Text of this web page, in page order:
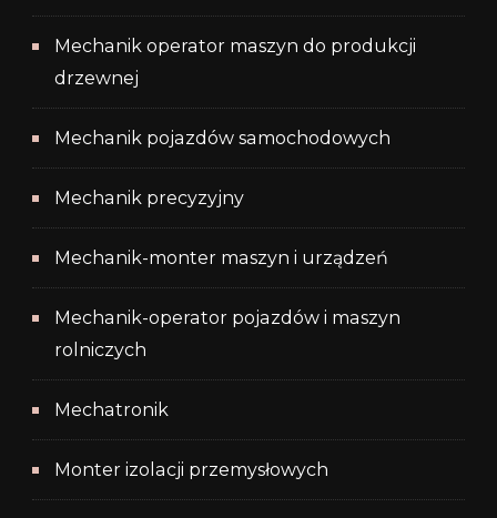
Mechanik operator maszyn do produkcji
drzewnej
Mechanik pojazdów samochodowych
Mechanik precyzyjny
Mechanik-monter maszyn i urządzeń
Mechanik-operator pojazdów i maszyn
rolniczych
Mechatronik
Monter izolacji przemysłowych